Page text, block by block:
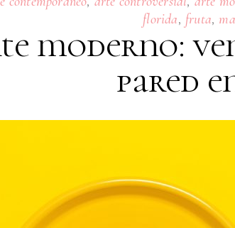
florida, fruta,
moderno:
pared